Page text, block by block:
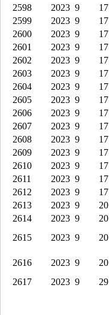
2598
2023 9 17
2599
2023 9 17
2600
2023 9 17
2601
2023 9 17
2602
2023 9 17
2603
2023 9 17
2604
2023 9 17
2605
2023 9 17
2606
2023 9 17
2607
2023 9 17
2608
2023 9 17
2609
2023 9 17
2610
2023 9 17
2611
2023 9 17
2612
2023 9 17
2613
2023 9 20
2614
2023 9 20
2615
2023 9 20
2616 2023 9 20
2617
2023 9 29